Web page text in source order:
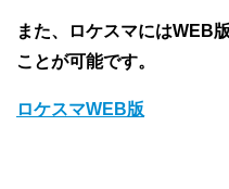
また、ロケスマにはWEB
ことが可能です。
ロケスマWEB版